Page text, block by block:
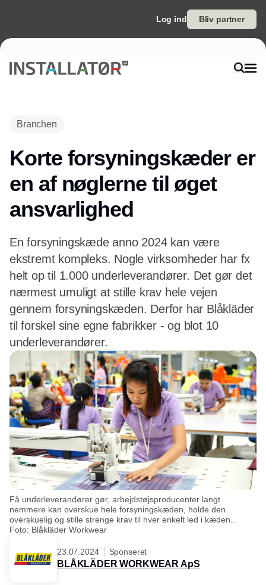
Log ind Bliv partner
Branchen
Korte forsyningskæder er
en af nøglerne til øget
ansvarlighed
En forsyningskæde anno 2024 kan være
ekstremt kompleks. Nogle virksomheder har fx
helt op til 1.000 underleverandører. Det gør det
nærmest umuligt at stille krav hele vejen
gennem forsyningskæden. Derfor har Blåkläder
til forskel sine egne fabrikker - og blot 10
underleverandører.
Få underleverandører gør, arbejdstøjsproducenter langt
nemmere kan overskue hele forsyningskæden, holde den
overskuelig og stille strenge krav til hver enkelt led i kæden..
Foto: Blåkläder Workwear
23.07.2024 Sponseret
BLÅKLÄDER WORKWEAR ApS